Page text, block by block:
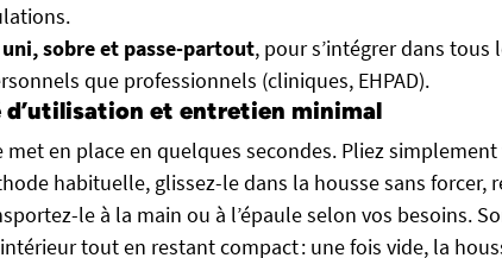
uni, sobre et passe-partout, pour s’intégrer dans
que professionnels (cliniques, EHPAD).
et entretien minimal
met en place en quelques secondes. Pliez
habituelle, glissez-le dans la housse sans forcer,
le à la main ou à l’épaule selon vos besoins.
tout en restant compact : une fois vide, la